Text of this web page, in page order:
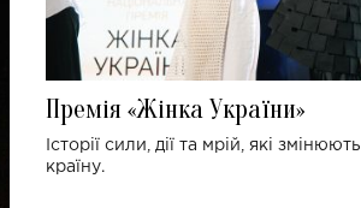
Премія «Жінка України»
Історії сили, дії та мрій, які змінюють
країну.